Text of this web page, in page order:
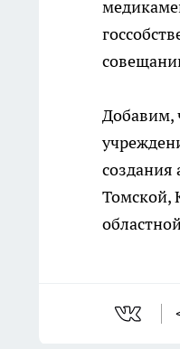
Добавим,
создания
Томской,